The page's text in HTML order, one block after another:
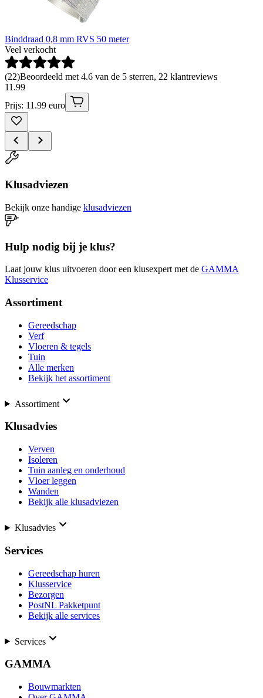
Binddraad 0,8 mm RVS 50 meter
Veel verkocht
(22)Beoordeeld met 4.6 van de 5 sterren, 22 klantreviews
11.99
Prijs: 11.99 euro
Klusadviezen
Bekijk onze handige klusadviezen
Hulp nodig bij je klus?
Laat jouw klus uitvoeren door een klusexpert met de GAMMA
Klusservice
Assortiment
Gereedschap
Verf
Vloeren & tegels
Tuin
Alle merken
Bekijk het assortiment
Assortiment
Klusadvies
Verven
Isoleren
Tuin aanleg en onderhoud
Vloer leggen
Wanden
Bekijk alle klusadviezen
Klusadvies
Services
Gereedschap huren
Klusservice
Bezorgen
PostNL Pakketpunt
Bekijk alle services
Services
GAMMA
Bouwmarkten